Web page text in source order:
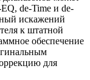
de-Time и de-
искажений
к штатной
обеспечение
для